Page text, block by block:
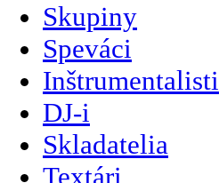
Skupiny
Speváci
Inštrumentalisti
DJ-i
Skladatelia
Textári